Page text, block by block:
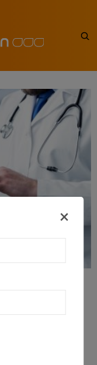
de 7 !
la parution de sa 7e
végétale, mais
×